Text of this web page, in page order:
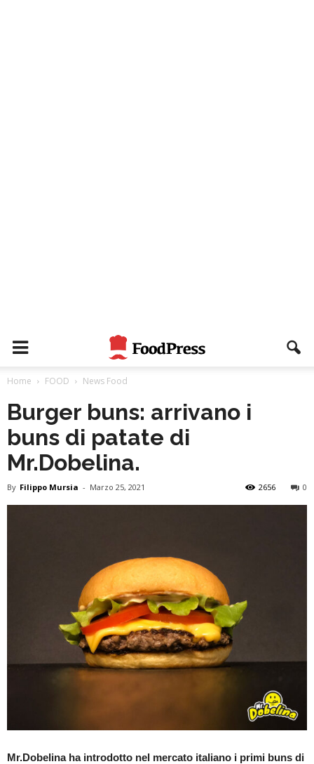
Home FOOD News Food
Burger buns: arrivano i
buns di patate di
Mr.Dobelina.
By Filippo Mursia - Marzo 25, 2021 0
2656
Mr.Dobelina ha introdotto nel mercato italiano i primi buns di